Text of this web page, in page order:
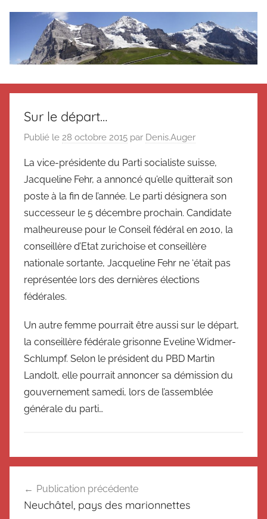
Le
blog
de
Suisse
Magazine
Suisse
Suisse
Magazine
Messager
Suisse
Sur le départ…
Publié le 28 octobre 2015 par Denis.Auger
La vice-présidente du Parti socialiste suisse,
Jacqueline Fehr, a annoncé qu’elle quitterait son
poste à la fin de l’année. Le parti désignera son
successeur le 5 décembre prochain. Candidate
malheureuse pour le Conseil fédéral en 2010, la
conseillère d’Etat zurichoise et conseillère
nationale sortante, Jacqueline Fehr ne ‘était pas
représentée lors des dernières élections
fédérales.
Un autre femme pourrait être aussi sur le départ,
la conseillère fédérale grisonne Eveline Widmer-
Schlumpf. Selon le président du PBD Martin
Landolt, elle pourrait annoncer sa démission du
gouvernement samedi, lors de l’assemblée
générale du parti…
N
c
de
Publication précédente
Neuchâtel, pays des marionnettes